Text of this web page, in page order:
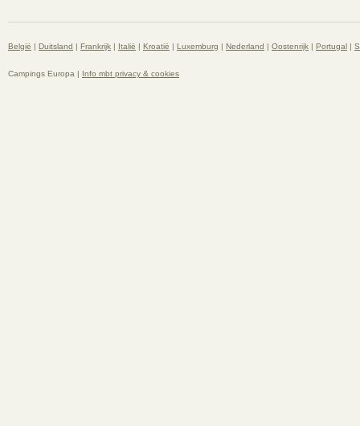
België | Duitsland | Frankrijk | Italië | Kroatië | Luxemburg | Nederland | Oostenrijk | Portugal |
Campings Europa | Info mbt privacy & cookies